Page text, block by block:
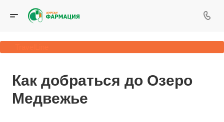
Как добраться до Озеро
Медвежье